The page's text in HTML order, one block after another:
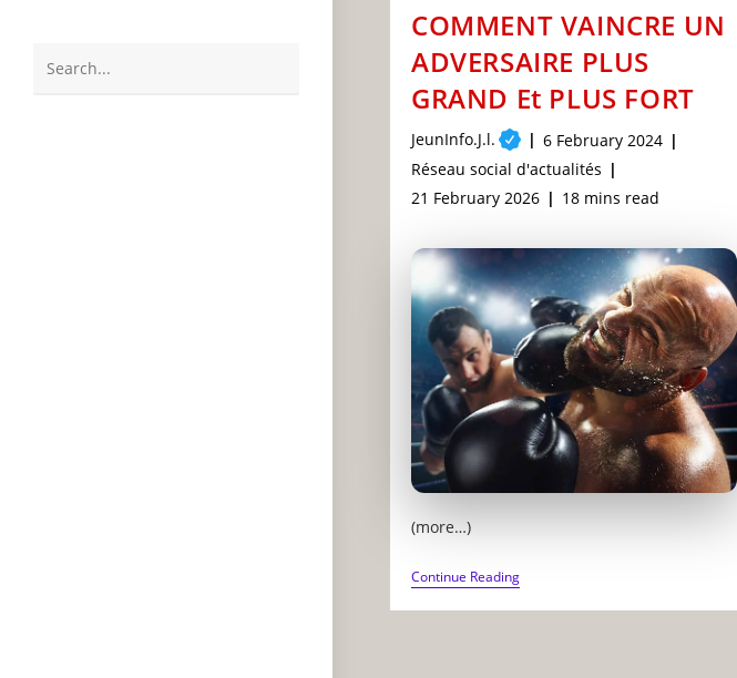
COMMENT VAINCRE UN
ADVERSAIRE PLUS
GRAND Et PLUS FORT
Post
author:
JeunInfo.J.l.
Post
published:
6 February 2024
Post
category:
Réseau social d'actualités
Post
modified:
21 February 2026
Reading
18 mins read
(more…)
Continue ReadingCOMMENT
VAINCRE
UN